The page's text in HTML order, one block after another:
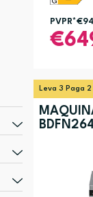
PVPR*
Leva 3 Paga 2